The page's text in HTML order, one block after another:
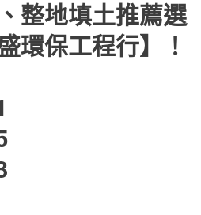
整地填土推薦選
環保工程行】！